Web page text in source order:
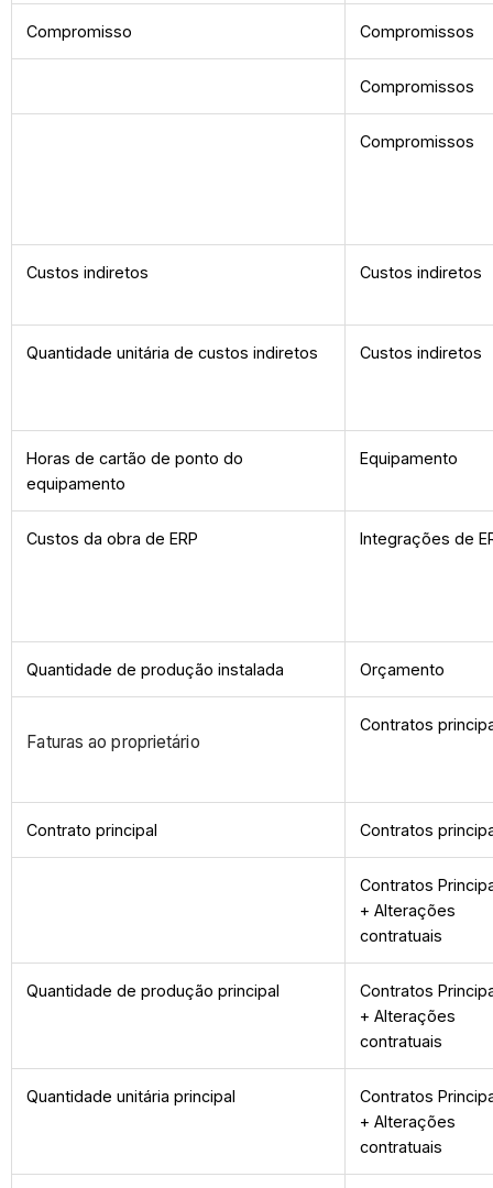
Compromisso Compromissos
Compromissos
Compromissos
Custos indiretos Custos indiretos
Quantidade unitária de custos indiretos Custos indiretos
Horas de cartão de ponto do
equipamento
Equipamento
Custos da obra de ERP Integrações de
Quantidade de produção instalada Orçamento
Faturas ao proprietário
Contratos
Contrato principal Contratos
Contratos
+ Alterações
contratuais
Quantidade de produção principal
Contratos
+ Alterações
contratuais
Quantidade unitária principal
Contratos
+ Alterações
contratuais